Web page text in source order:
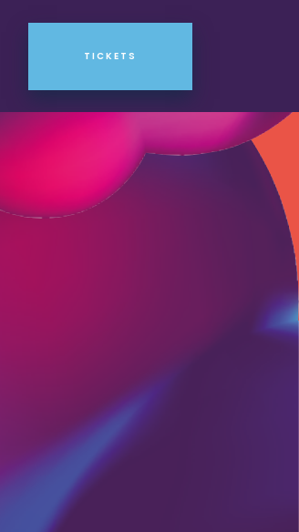
TICKETS